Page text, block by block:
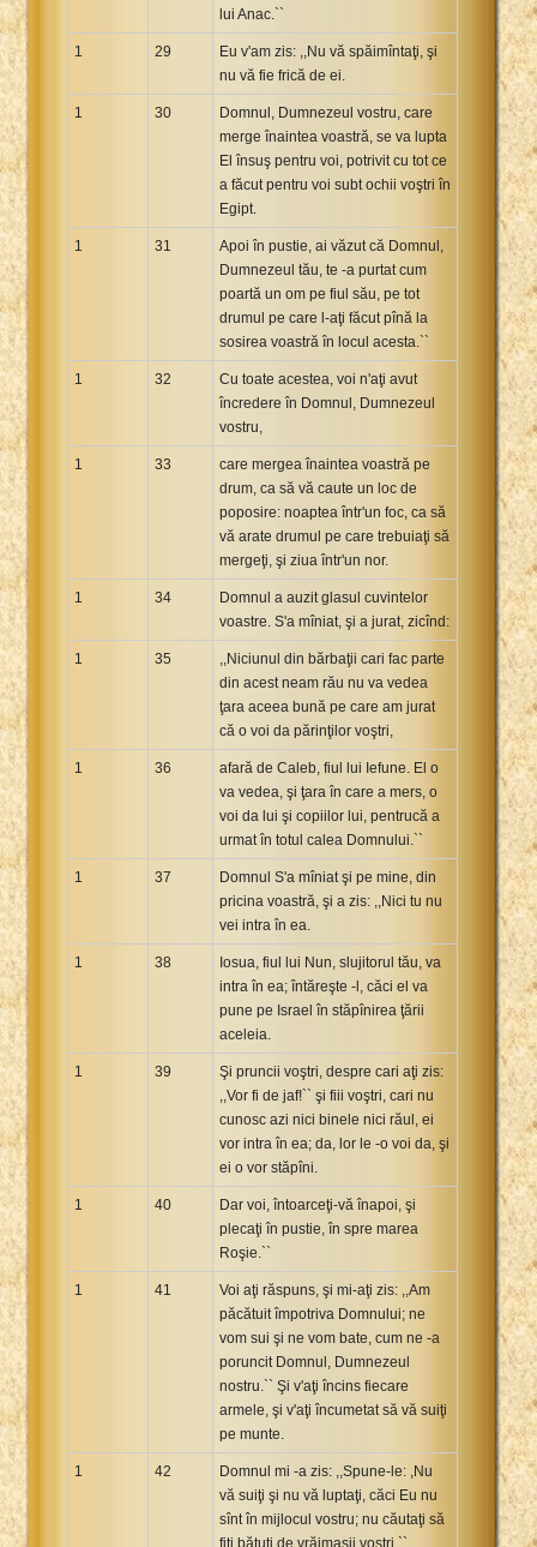
lui Anac.``
1 29
Eu v'am zis: ,,Nu vă spăimîntaţi, şi
nu vă fie frică de ei.
1 30
Domnul, Dumnezeul vostru, care
merge înaintea voastră, se va lupta
El însuş pentru voi, potrivit cu tot ce
a făcut pentru voi subt ochii voştri în
Egipt.
1 31
Apoi în pustie, ai văzut că Domnul,
Dumnezeul tău, te -a purtat cum
poartă un om pe fiul său, pe tot
drumul pe care l-aţi făcut pînă la
sosirea voastră în locul acesta.``
1 32
Cu toate acestea, voi n'aţi avut
încredere în Domnul, Dumnezeul
vostru,
1 33
care mergea înaintea voastră pe
drum, ca să vă caute un loc de
poposire: noaptea într'un foc, ca să
vă arate drumul pe care trebuiaţi să
mergeţi, şi ziua într'un nor.
1 34
Domnul a auzit glasul cuvintelor
voastre. S'a mîniat, şi a jurat, zicînd:
1 35
,,Niciunul din bărbaţii cari fac parte
din acest neam rău nu va vedea
ţara aceea bună pe care am jurat
că o voi da părinţilor voştri,
1 36
afară de Caleb, fiul lui Iefune. El o
va vedea, şi ţara în care a mers, o
voi da lui şi copiilor lui, pentrucă a
urmat în totul calea Domnului.``
1 37
Domnul S'a mîniat şi pe mine, din
pricina voastră, şi a zis: ,,Nici tu nu
vei intra în ea.
1 38
Iosua, fiul lui Nun, slujitorul tău, va
intra în ea; întăreşte -l, căci el va
pune pe Israel în stăpînirea ţării
aceleia.
1 39
Şi pruncii voştri, despre cari aţi zis:
,,Vor fi de jaf!`` şi fiii voştri, cari nu
cunosc azi nici binele nici răul, ei
vor intra în ea; da, lor le -o voi da, şi
ei o vor stăpîni.
1 40
Dar voi, întoarceţi-vă înapoi, şi
plecaţi în pustie, în spre marea
Roşie.``
1 41
Voi aţi răspuns, şi mi-aţi zis: ,,Am
păcătuit împotriva Domnului; ne
vom sui şi ne vom bate, cum ne -a
poruncit Domnul, Dumnezeul
nostru.`` Şi v'aţi încins fiecare
armele, şi v'aţi încumetat să vă suiţi
pe munte.
1 42
Domnul mi -a zis: ,,Spune-le: ,Nu
vă suiţi şi nu vă luptaţi, căci Eu nu
sînt în mijlocul vostru; nu căutaţi să
fiţi bătuţi de vrăjmaşii voştri.``